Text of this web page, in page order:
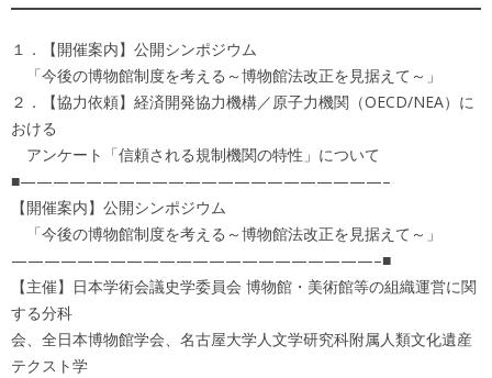
１．【開催案内】公開シンポジウム
「今後の博物館制度を考える～博物館法改正を見据えて～」
２．【協力依頼】経済開発協力機構／原子力機関（OECD/NEA）に
おける
アンケート「信頼される規制機関の特性」について
■——————————————————————–
【開催案内】公開シンポジウム
「今後の博物館制度を考える～博物館法改正を見据えて～」
——————————————————————–■
【主催】日本学術会議史学委員会 博物館・美術館等の組織運営に関
する分科
会、全日本博物館学会、名古屋大学人文学研究科附属人類文化遺産
テクスト学